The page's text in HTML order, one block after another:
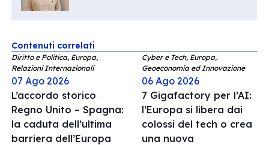
Contenuti correlati
Diritto e Politica, Europa,
Relazioni Internazionali
07 Ago 2026
L’accordo storico
Regno Unito – Spagna:
la caduta dell’ultima
barriera dell’Europa
Cyber e Tech, Europa,
Geoeconomia ed Innovazione
06 Ago 2026
7 Gigafactory per l’AI:
l’Europa si libera dai
colossi del tech o crea
una nuova